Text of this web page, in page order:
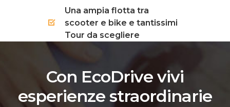
Una ampia flotta tra
scooter e bike e tantissimi
Tour da scegliere
Con EcoDrive vivi
esperienze straordinarie